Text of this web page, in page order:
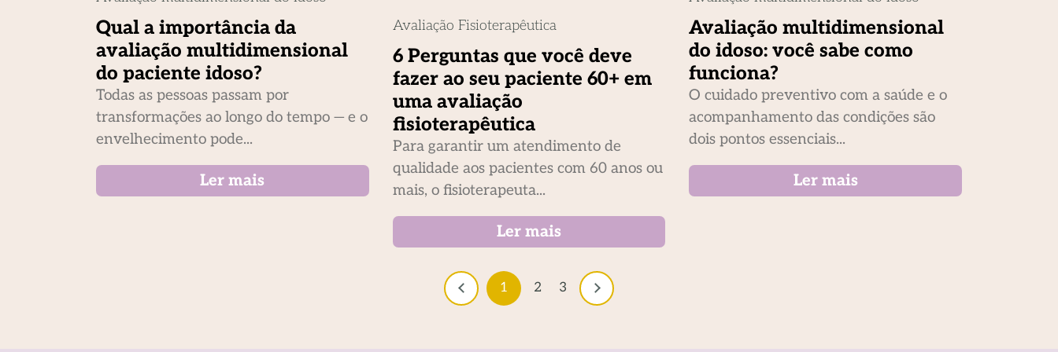
Qual a importância da
avaliação multidimensional
do paciente idoso?
Todas as pessoas passam por
transformações ao longo do tempo — e o
envelhecimento pode...
Ler mais
Avaliação Fisioterapêutica
6 Perguntas que você deve
fazer ao seu paciente 60+ em
uma avaliação
fisioterapêutica
Para garantir um atendimento de
qualidade aos pacientes com 60 anos ou
mais, o fisioterapeuta...
Ler mais
Avaliação multidimensional
do idoso: você sabe como
funciona?
O cuidado preventivo com a saúde e o
acompanhamento das condições são
dois pontos essenciais...
Ler mais
1 2 3